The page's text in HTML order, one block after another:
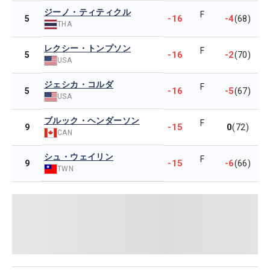
5
ジーノ・ティティクル
THA -16 F -4(68)
5
レクシー・トンプソン
USA -16 F -2(70)
5
ジェシカ・コルダ
USA -16 F -5(67)
9
ブルック・ヘンダーソン
CAN -15 F 0(72)
9
シュ・ウェイリン
TWN -15 F -6(66)